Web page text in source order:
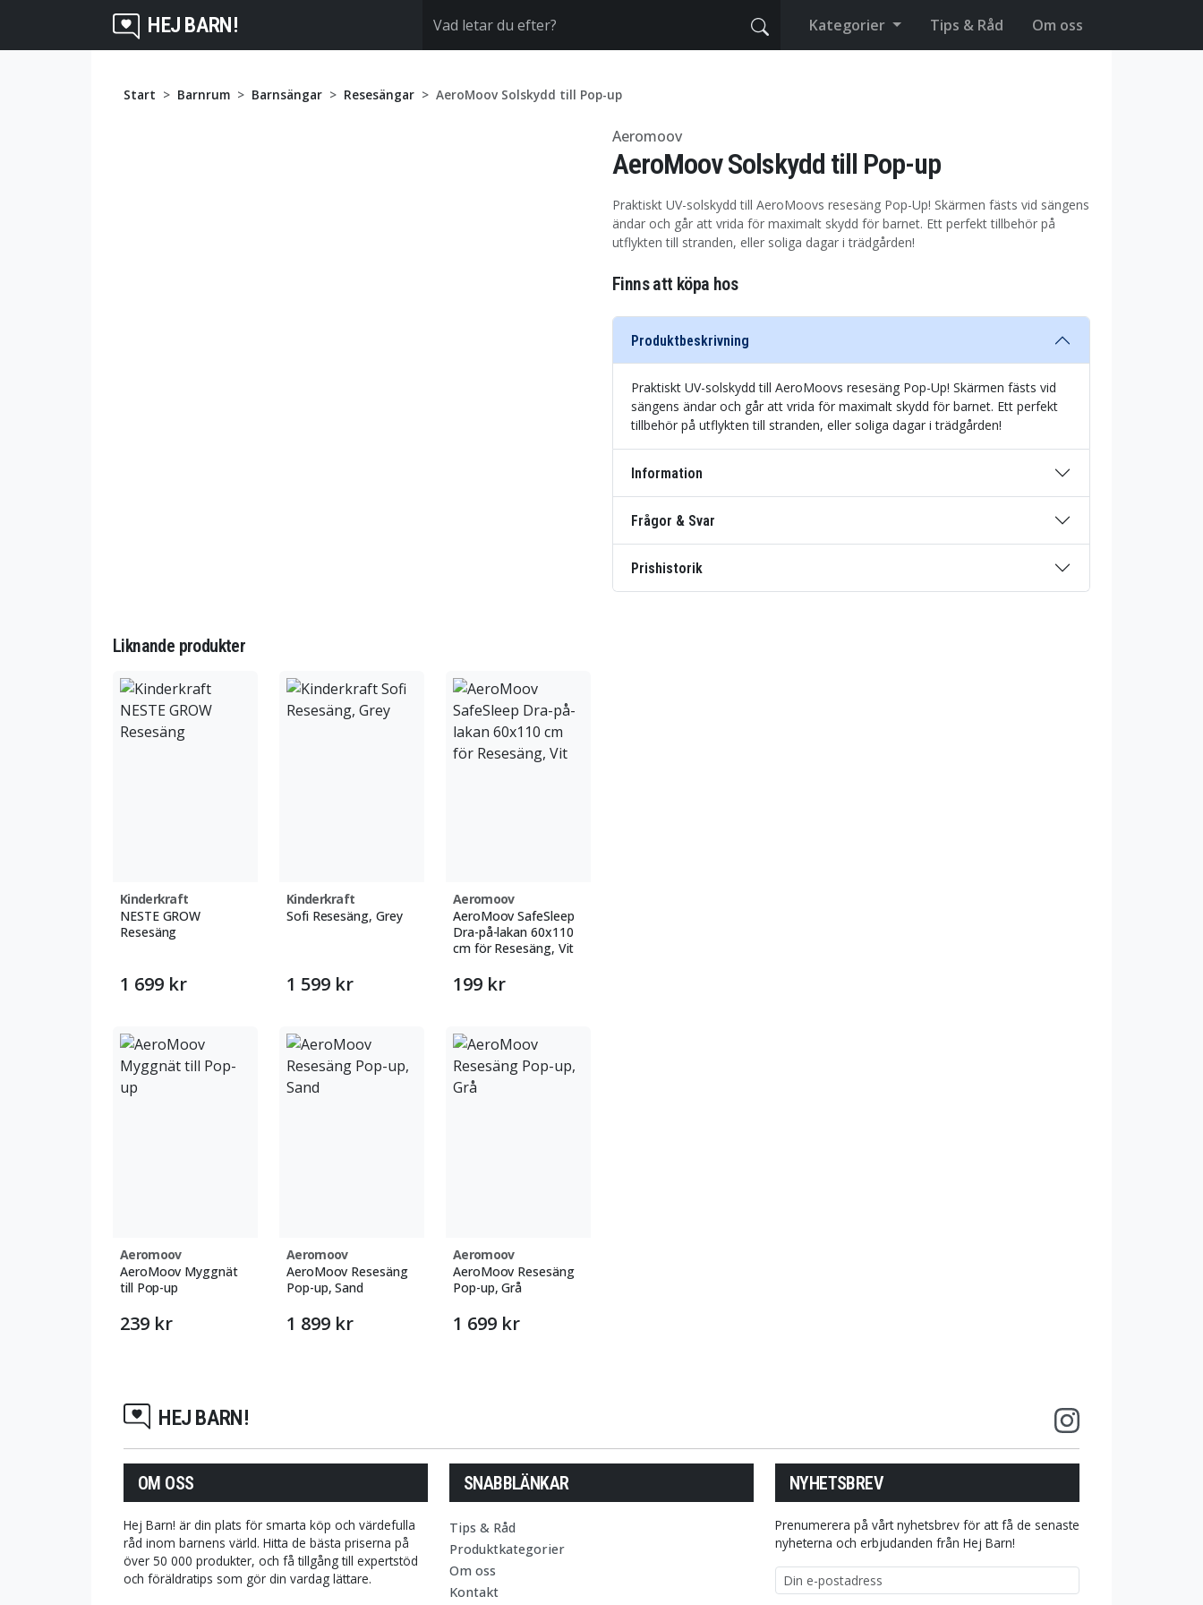
HEJ BARN! Kategorier Tips & Råd Om oss
Start Barnrum Barnsängar Resesängar AeroMoov Solskydd till Pop-up
Aeromoov
AeroMoov Solskydd till Pop-up
Praktiskt UV-solskydd till AeroMoovs resesäng Pop-Up! Skärmen fästs vid sängens
ändar och går att vrida för maximalt skydd för barnet. Ett perfekt tillbehör på
utflykten till stranden, eller soliga dagar i trädgården!
Finns att köpa hos
Produktbeskrivning
Praktiskt UV-solskydd till AeroMoovs resesäng Pop-Up! Skärmen fästs vid
sängens ändar och går att vrida för maximalt skydd för barnet. Ett perfekt
tillbehör på utflykten till stranden, eller soliga dagar i trädgården!
Information
Frågor & Svar
Prishistorik
Liknande produkter
Kinderkraft
NESTE GROW
Resesäng
1 699 kr
Kinderkraft
Sofi Resesäng, Grey
1 599 kr
Aeromoov
AeroMoov SafeSleep
Dra-på-lakan 60x110
cm för Resesäng, Vit
199 kr
Aeromoov
AeroMoov Myggnät
till Pop-up
239 kr
Aeromoov
AeroMoov Resesäng
Pop-up, Sand
1 899 kr
Aeromoov
AeroMoov Resesäng
Pop-up, Grå
1 699 kr
HEJ BARN!
OM OSS
Hej Barn! är din plats för smarta köp och värdefulla
råd inom barnens värld. Hitta de bästa priserna på
över 50 000 produkter, och få tillgång till expertstöd
och föräldratips som gör din vardag lättare.
SNABBLÄNKAR
Tips & Råd
Produktkategorier
Om oss
Kontakt
NYHETSBREV
Prenumerera på vårt nyhetsbrev för att få de senaste
nyheterna och erbjudanden från Hej Barn!
E-postadress